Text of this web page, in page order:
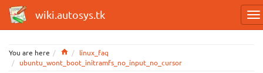
wiki.autosys.tk
You are here Homelinux_faq
ubuntu_wont_boot_initramfs_no_input_no_cursor